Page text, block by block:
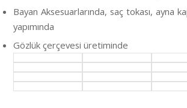
Bayan Aksesuarlarında, saç tokası, ayna
yapımında
Gözlük çerçevesi üretiminde